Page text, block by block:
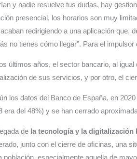
y nadie resuelve tus dudas, hay
presencial, los horarios son muy
redirigiendo a una aplicación que,
no tienes cómo llegar”. Para el
últimos años, el sector bancario, al
de sus servicios, y por otro, el
los datos del Banco de España, en
era del 48%) y se han cerrado
de la tecnología y la digitalización
junto con el cierre de oficinas, una